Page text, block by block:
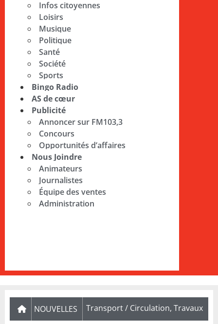
Infos citoyennes
Loisirs
Musique
Politique
Santé
Société
Sports
Bingo Radio
AS de cœur
Publicité
Annoncer sur FM103,3
Concours
Opportunités d’affaires
Nous Joindre
Animateurs
Journalistes
Équipe des ventes
Administration
NOUVELLES Transport / Circulation, Travaux